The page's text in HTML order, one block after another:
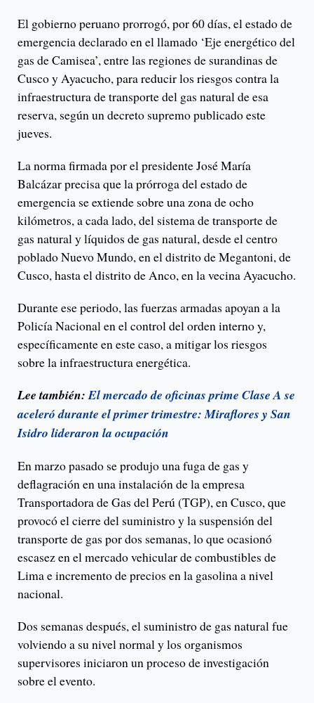
El gobierno peruano prorrogó, por 60 días, el estado de
emergencia declarado en el llamado ‘Eje energético del
gas de Camisea’, entre las regiones de surandinas de
Cusco y Ayacucho, para reducir los riesgos contra la
infraestructura de transporte del gas natural de esa
reserva, según un decreto supremo publicado este
jueves.
La norma firmada por el presidente José María
Balcázar precisa que la prórroga del estado de
emergencia se extiende sobre una zona de ocho
kilómetros, a cada lado, del sistema de transporte de
gas natural y líquidos de gas natural, desde el centro
poblado Nuevo Mundo, en el distrito de Megantoni, de
Cusco, hasta el distrito de Anco, en la vecina Ayacucho.
Durante ese periodo, las fuerzas armadas apoyan a la
Policía Nacional en el control del orden interno y,
específicamente en este caso, a mitigar los riesgos
sobre la infraestructura energética.
Lee también:El mercado de oficinas prime Clase A se
aceleró durante el primer trimestre: Miraflores y San
Isidro lideraron la ocupación
En marzo pasado se produjo una fuga de gas y
deflagración en una instalación de la empresa
Transportadora de Gas del Perú (TGP), en Cusco, que
provocó el cierre del suministro y la suspensión del
transporte de gas por dos semanas, lo que ocasionó
escasez en el mercado vehicular de combustibles de
Lima e incremento de precios en la gasolina a nivel
nacional.
Dos semanas después, el suministro de gas natural fue
volviendo a su nivel normal y los organismos
supervisores iniciaron un proceso de investigación
sobre el evento.